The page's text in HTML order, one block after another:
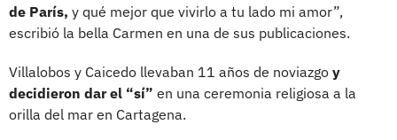
de París, y qué mejor que vivirlo a tu lado mi amor”,
escribió la bella Carmen en una de sus publicaciones.
Villalobos y Caicedo llevaban 11 años de noviazgo y
decidieron dar el “sí” en una ceremonia religiosa a la
orilla del mar en Cartagena.